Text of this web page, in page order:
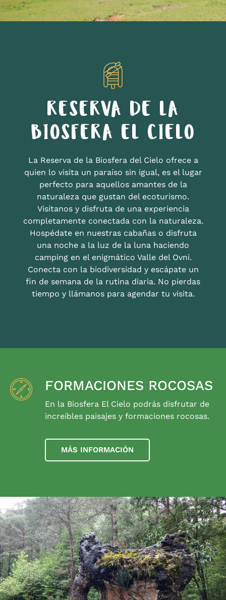
RESERVA DE LA
BIOSFERA EL CIELO
La Reserva de la Biosfera del Cielo ofrece a
quien lo visita un paraíso sin igual, es el lugar
perfecto para aquellos amantes de la
naturaleza que gustan del ecoturismo.
Visítanos y disfruta de una experiencia
completamente conectada con la naturaleza.
Hospédate en nuestras cabañas o disfruta
una noche a la luz de la luna haciendo
camping en el enigmático Valle del Ovni.
Conecta con la biodiversidad y escápate un
fin de semana de la rutina diaria. No pierdas
tiempo y llámanos para agendar tu visita.
FORMACIONES ROCOSAS
En la Biosfera El Cielo podrás disfrutar de
increíbles paisajes y formaciones rocosas.
MÁS INFORMACIÓN